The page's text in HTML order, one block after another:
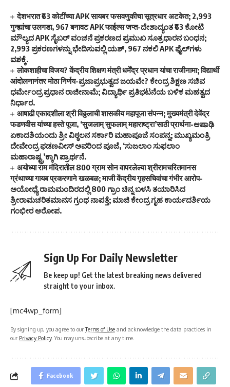
देशभरात ₹63 कोटींच्या APK सायबर फसवणुकीचा सूत्रधार अटकेत; 2,993
गुन्ह्यांचा उलगडा, 967 बनावट APK फाईल्स जप्त-ದೇಶಾದ್ಯಂತ ₹63 ಕೋಟಿ
ಮೌಲ್ಯದ APK ಸೈಬರ್ ವಂಚನೆ ಪ್ರಕರಣದ ಪ್ರಮುಖ ಸೂತ್ರಧಾರನ ಬಂಧನ;
2,993 ಪ್ರಕರಣಗಳನ್ನು ಭೇದಿಸುವಲ್ಲಿ ಯಶ್, 967 ನಕಲಿ APK ಫೈಲ್‌ಗಳು
ವಶಕ್ಕೆ.
लोकशाहीचा विजय? केंद्रीय शिक्षण मंत्री धर्मेंद्र प्रधान यांचा राजीनामा; विद्यार्थी
आंदोलनानंतर मोठा निर्णय-ಪ್ರಜಾಪ್ರಭುತ್ವದ ಜಯವೇ? ಕೇಂದ್ರ ಶಿಕ್ಷಣ ಸಚಿವ
ಧರ್ಮೇಂದ್ರ ಪ್ರಧಾನ ರಾಜೀನಾಮೆ; ವಿದ್ಯಾರ್ಥಿ ಪ್ರತಿಭಟನೆಯ ಬಳಿಕ ಮಹತ್ವದ
ನಿರ್ಧಾರ.
आषाढी एकादशीला श्री विठ्ठलाची शासकीय महापूजा संपन्न; मुख्यमंत्री देवेंद्र
फडणवीस यांच्या हस्ते पूजा, ‘सुजलाम् सुफलाम् महाराष्ट्रा’साठी प्रार्थना-ಆಷಾಢಿ
ಏಕಾದಶಿಯಂದು ಶ್ರೀ ವಿಠ್ಠಲನ ಸರ್ಕಾರಿ ಮಹಾಪೂಜೆ ಸಂಪನ್ನ; ಮುಖ್ಯಮಂತ್ರಿ
ದೇವೇಂದ್ರ ಫಡಣವೀಸ್ ಅವರಿಂದ ಪೂಜೆ, ‘ಸುಜಲಾಂ ಸುಫಲಾಂ
ಮಹಾರಾಷ್ಟ್ರ’ಕ್ಕಾಗಿ ಪ್ರಾರ್ಥನೆ.
अयोध्या राम मंदिरातील 800 ग्राम सोन वापरलेल्या श्रीरामचरितमानस
ग्रंथाच्या गायब प्रकरणाने खळबळ; माजी केंद्रीय गृहसचिवांचा गंभीर आरोप-
ಅಯೋಧ್ಯೆ ರಾಮಮಂದಿರದಲ್ಲಿ 800 ಗ್ರಾಂ ಚಿನ್ನ ಬಳಸಿ ತಯಾರಿಸಿದ
ಶ್ರೀರಾಮಚರಿತಮಾನಸ ಗ್ರಂಥ ನಾಪತ್ತೆ; ಮಾಜಿ ಕೇಂದ್ರ ಗೃಹ ಕಾರ್ಯದರ್ಶಿಯ
ಗಂಭೀರ ಆರೋಪ.
Sign Up For Daily Newsletter
Be keep up! Get the latest breaking news delivered
straight to your inbox.
[mc4wp_form]
By signing up, you agree to ourTerms of Use and acknowledge the data practices in
our Privacy Policy. You may unsubscribe at any time.
Facebook